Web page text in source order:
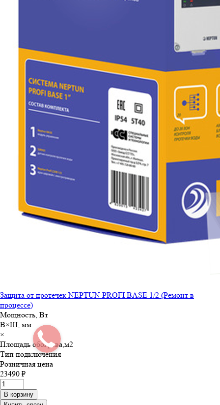
Защита от протечек NEPTUN PROFI BASE 1/2 (Ремонт в
процессе)
Мощность, Вт
В×Ш, мм
×
Площадь обогрева,м2
Тип подключения
Розничная цена
23490 ₽
В корзину